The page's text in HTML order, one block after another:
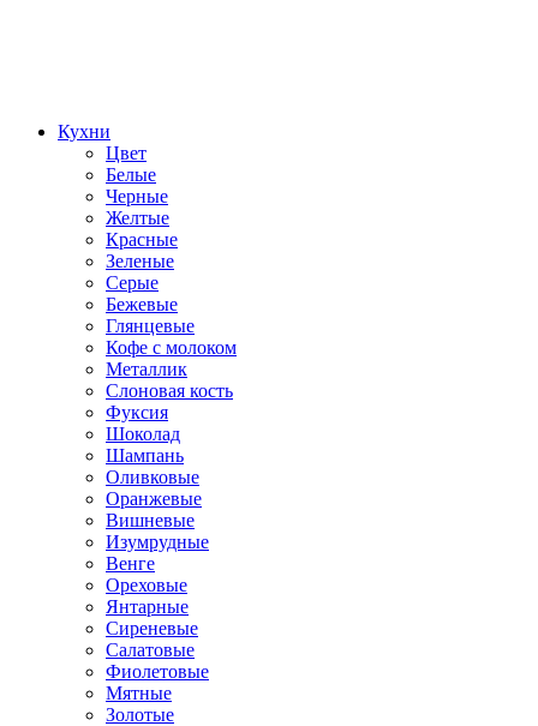
Кухни
Цвет
Белые
Черные
Желтые
Красные
Зеленые
Серые
Бежевые
Глянцевые
Кофе с молоком
Металлик
Слоновая кость
Фуксия
Шоколад
Шампань
Оливковые
Оранжевые
Вишневые
Изумрудные
Венге
Ореховые
Янтарные
Сиреневые
Салатовые
Фиолетовые
Мятные
Золотые